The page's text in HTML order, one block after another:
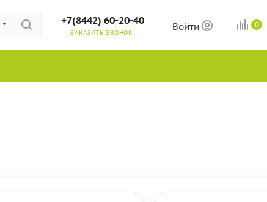
+7(8442) 60-20-40
ЗАКАЗАТЬ ЗВОНОК
Войти 0